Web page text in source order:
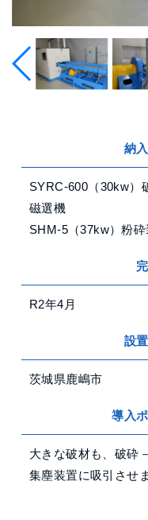
納
SYRC-600（30kw）
磁選機
SHM-5（37kw）粉
R2年4月
設
茨城県鹿嶋市
導入
大きな破材も、破砕
集塵装置に吸引させ